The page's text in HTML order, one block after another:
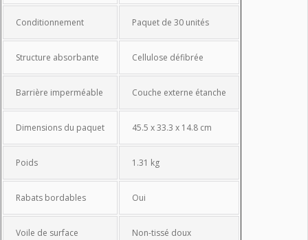
Conditionnement Paquet de 30 unités
Structure absorbante Cellulose défibrée
Barrière imperméable Couche externe étanche
Dimensions du paquet 45.5 x 33.3 x 14.8 cm
Poids 1.31 kg
Rabats bordables Oui
Voile de surface Non-tissé doux